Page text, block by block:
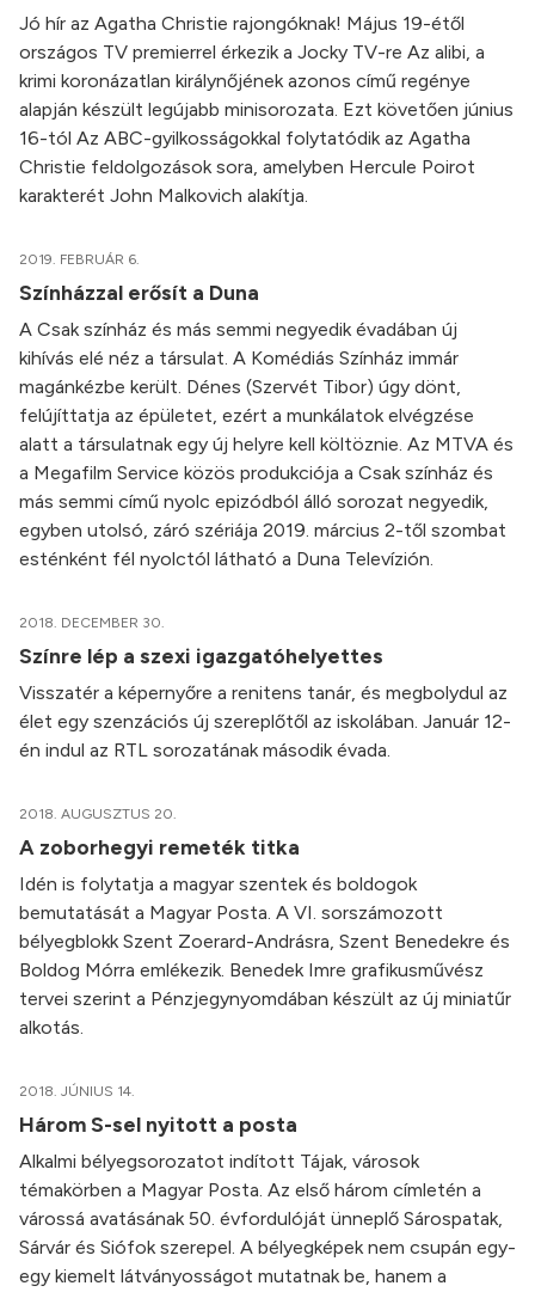
Jó hír az Agatha Christie rajongóknak! Május 19-étől
országos TV premierrel érkezik a Jocky TV-re Az alibi, a
krimi koronázatlan királynőjének azonos című regénye
alapján készült legújabb minisorozata. Ezt követően június
16-tól Az ABC-gyilkosságokkal folytatódik az Agatha
Christie feldolgozások sora, amelyben Hercule Poirot
karakterét John Malkovich alakítja.
2019. FEBRUÁR 6.
Színházzal erősít a Duna
A Csak színház és más semmi negyedik évadában új
kihívás elé néz a társulat. A Komédiás Színház immár
magánkézbe került. Dénes (Szervét Tibor) úgy dönt,
felújíttatja az épületet, ezért a munkálatok elvégzése
alatt a társulatnak egy új helyre kell költöznie. Az MTVA és
a Megafilm Service közös produkciója a Csak színház és
más semmi című nyolc epizódból álló sorozat negyedik,
egyben utolsó, záró szériája 2019. március 2-től szombat
esténként fél nyolctól látható a Duna Televízión.
2018. DECEMBER 30.
Színre lép a szexi igazgatóhelyettes
Visszatér a képernyőre a renitens tanár, és megbolydul az
élet egy szenzációs új szereplőtől az iskolában. Január 12-
én indul az RTL sorozatának második évada.
2018. AUGUSZTUS 20.
A zoborhegyi remeték titka
Idén is folytatja a magyar szentek és boldogok
bemutatását a Magyar Posta. A VI. sorszámozott
bélyegblokk Szent Zoerard-Andrásra, Szent Benedekre és
Boldog Mórra emlékezik. Benedek Imre grafikusművész
tervei szerint a Pénzjegynyomdában készült az új miniatűr
alkotás.
2018. JÚNIUS 14.
Három S-sel nyitott a posta
Alkalmi bélyegsorozatot indított Tájak, városok
témakörben a Magyar Posta. Az első három címletén a
várossá avatásának 50. évfordulóját ünneplő Sárospatak,
Sárvár és Siófok szerepel. A bélyegképek nem csupán egy-
egy kiemelt látványosságot mutatnak be, hanem a